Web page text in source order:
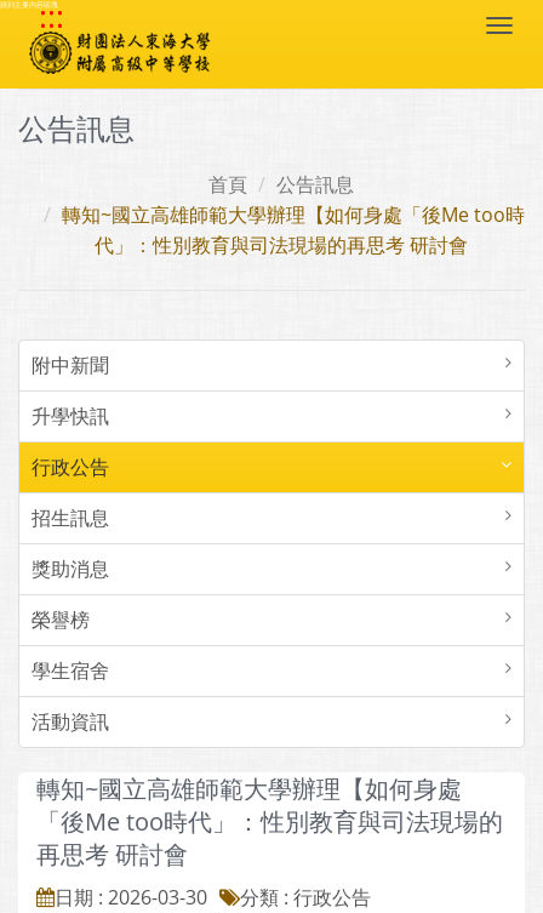
跳到主要內容區塊
:::
公告訊息
首頁
公告訊息
轉知~國立高雄師範大學辦理【如何身處「後Me too時
代」：性別教育與司法現場的再思考 研討會
附中新聞
升學快訊
行政公告
招生訊息
獎助消息
榮譽榜
學生宿舍
活動資訊
轉知~國立高雄師範大學辦理【如何身處
「後Me too時代」：性別教育與司法現場的
再思考 研討會
日期 : 2026-03-30
分類 : 行政公告